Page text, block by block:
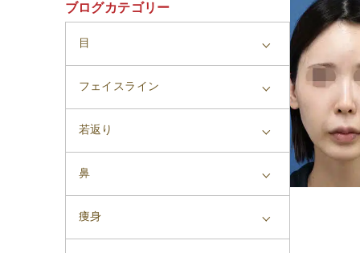
ブログカテゴリー
目
フェイスライン
若返り
鼻
痩身